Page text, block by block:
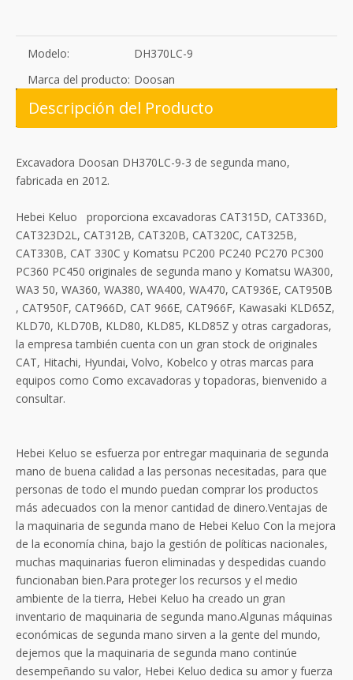
Modelo:
DH370LC-9
Marca del producto: Doosan
Descripción del Producto
Excavadora Doosan DH370LC-9-3 de segunda mano,
fabricada en 2012.
Hebei Keluo proporciona excavadoras CAT315D, CAT336D,
CAT323D2L, CAT312B, CAT320B, CAT320C, CAT325B,
CAT330B, CAT 330C y Komatsu PC200 PC240 PC270 PC300
PC360 PC450 originales de segunda mano y Komatsu WA300,
WA3 50, WA360, WA380, WA400, WA470, CAT936E, CAT950B
, CAT950F, CAT966D, CAT 966E, CAT966F, Kawasaki KLD65Z,
KLD70, KLD70B, KLD80, KLD85, KLD85Z y otras cargadoras,
la empresa también cuenta con un gran stock de originales
CAT, Hitachi, Hyundai, Volvo, Kobelco y otras marcas para
equipos como Como excavadoras y topadoras, bienvenido a
consultar.
Hebei Keluo se esfuerza por entregar maquinaria de segunda
mano de buena calidad a las personas necesitadas, para que
personas de todo el mundo puedan comprar los productos
más adecuados con la menor cantidad de dinero.Ventajas de
la maquinaria de segunda mano de Hebei Keluo Con la mejora
de la economía china, bajo la gestión de políticas nacionales,
muchas maquinarias fueron eliminadas y despedidas cuando
funcionaban bien.Para proteger los recursos y el medio
ambiente de la tierra, Hebei Keluo ha creado un gran
inventario de maquinaria de segunda mano.Algunas máquinas
económicas de segunda mano sirven a la gente del mundo,
dejemos que la maquinaria de segunda mano continúe
desempeñando su valor, Hebei Keluo dedica su amor y fuerza